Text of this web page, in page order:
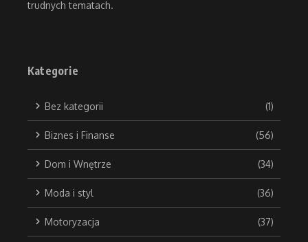
trudnych tematach.
Kategorie
Bez kategorii (1)
Biznes i Finanse (56)
Dom i Wnętrze (34)
Moda i styl (36)
Motoryzacja (37)